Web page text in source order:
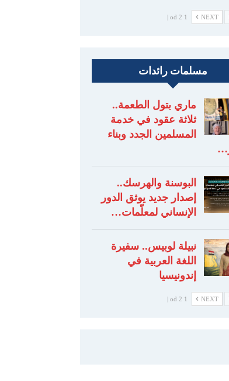
NEXT
1 od 2 |
مسلمات رائدات
ماري بتول الطعمة..
ثلاثة عقود في خدمة
المسلمين الجدد وبناء
البوسنة والهرسك..
إصدار جديد يوثق الدور
الإنساني لمعلّمات…
نبيلة لوبيس.. سفيرة
اللغة العربية في
إندونيسيا
NEXT
1 od 2 |